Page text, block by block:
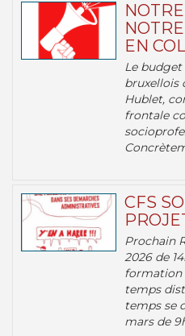
EN
Le
bruxellois
Hublet,
frontale
CFS
Prochain
2026 de
formation
temps
temps se
mars de